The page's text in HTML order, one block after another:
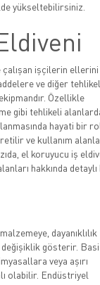
yükseltebilirsiniz.
işçilerin ellerini
ve diğer
Özellikle
gibi tehlikeli
hayati bir rol
ve kullanım
el koruyucu iş
hakkında detaylı
dayanıklılık
değişiklik gösterir.
veya aşırı
olabilir. Endüstriyel